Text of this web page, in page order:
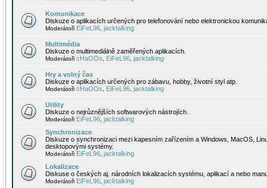
Komunikace
Diskuze o aplikacích určených pro telefonování nebo elektronickou
Moderátoři EiFeL96 jacktalking
Multimédia
Diskuze o multimediálně zaměřených aplikacích.
Moderátoři cHaOOs EiFeL96 jacktalking
Hry a volný čas
Diskuze o aplikacích určených pro zábavu, hobby, životní styl atp.
Moderátoři cHaOOs EiFeL96 jacktalking
Utility
Diskuze o nejrůznějších softwarových nástrojích.
Moderátoři EiFeL96 jacktalking
Synchronizace
Diskuze o synchronizaci mezi kapesním zařízením a Windows, MacOS,
desktopovými systémy.
Moderátoři EiFeL96 jacktalking
Lokalizace
Diskuse o českých aj. národních lokalizacích systému, aplikací a nebo
Moderátoři EiFeL96 jacktalking